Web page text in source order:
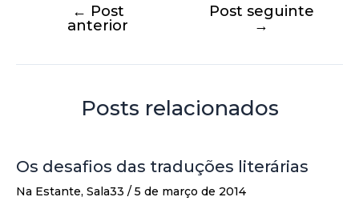
← Post
anterior
Post seguinte
→
Posts relacionados
Os desafios das traduções literárias
Na Estante, Sala33 / 5 de março de 2014